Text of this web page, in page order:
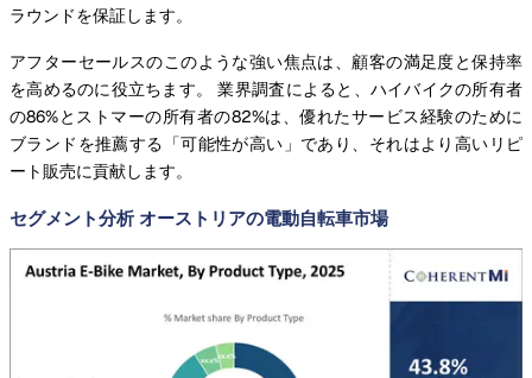
ラウンドを保証します。
アフターセールスのこのような強い焦点は、顧客の満足度と保持率
を高めるのに役立ちます。 業界調査によると、ハイバイクの所有者
の86%とストマーの所有者の82%は、優れたサービス経験のために
ブランドを推薦する「可能性が高い」であり、それはより高いリピ
ート販売に貢献します。
セグメント分析 オーストリアの電動自転車市場